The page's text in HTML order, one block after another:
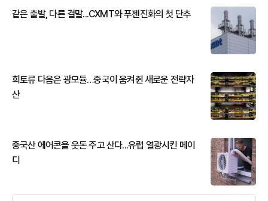
같은 출발, 다른 결말...CXMT와 푸젠진화의 첫 단추
희토류 다음은 광모듈…중국이 움켜쥔 새로운 전략자
산
중국산 에어콘을 웃돈 주고 산다...유럽 열광시킨 메이
디